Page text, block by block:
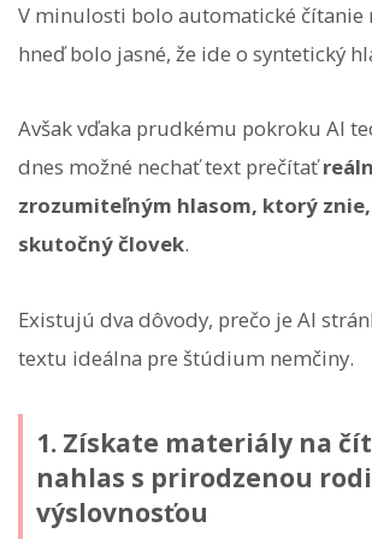
V minulosti bolo automatické čítanie
hneď bolo jasné, že ide o syntetický
Avšak vďaka prudkému pokroku AI
dnes možné nechať text prečítať
zrozumiteľným hlasom, ktorý
skutočný človek.
Existujú dva dôvody, prečo je AI
textu ideálna pre štúdium nemčiny.
1. Získate materiály na
nahlas s prirodzenou
výslovnosťou